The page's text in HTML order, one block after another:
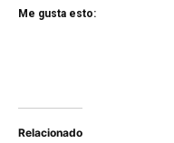
Me gusta esto:
Relacionado